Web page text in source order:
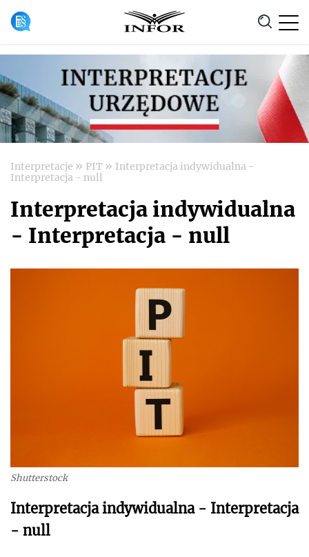
Anuluj
Interpretacje » PIT » Interpretacja indywidualna -
Interpretacja - null
Interpretacja indywidualna
- Interpretacja - null
Shutterstock
Interpretacja indywidualna - Interpretacja
- null